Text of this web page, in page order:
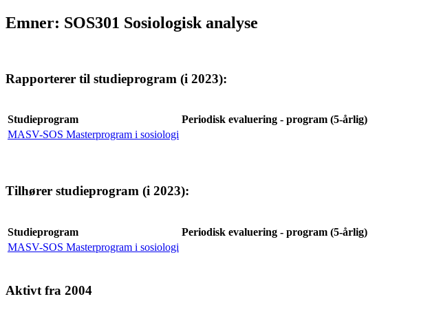
Emner: SOS301 Sosiologisk analyse
Rapporterer til studieprogram (i 2023):
Studieprogram
Periodisk evaluering - program (5-årlig)
MASV-SOS Masterprogram i sosiologi
Tilhører studieprogram (i 2023):
Studieprogram
Periodisk evaluering - program (5-årlig)
MASV-SOS Masterprogram i sosiologi
Aktivt fra 2004